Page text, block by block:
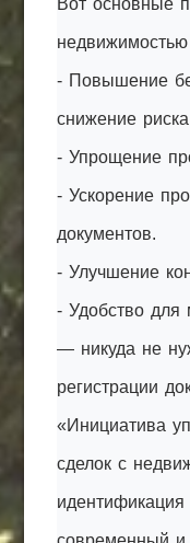
Вот основные
- Повышение
снижение
- Упрощение
- Ускорение
документов.
- Улучшение
- Удобство для
— никуда не
регистрации
«Инициатива
сделок с